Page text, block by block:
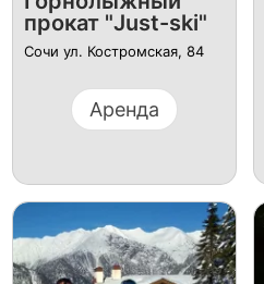
прокат "Just-ski"
Сочи ул. Костромская, 84
Аренда